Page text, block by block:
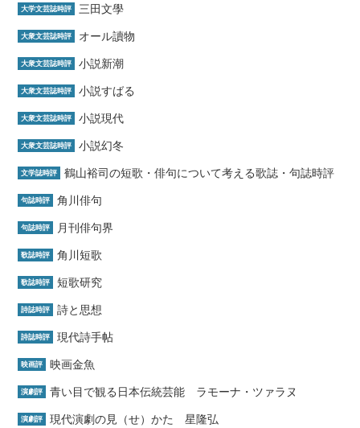
大学文芸誌時評 三田文學
大衆文芸誌時評 オール讀物
大衆文芸誌時評 小説新潮
大衆文芸誌時評 小説すばる
大衆文芸誌時評 小説現代
大衆文芸誌時評 小説幻冬
文学誌時評 鶴山裕司の短歌・俳句について考える歌誌・句誌時評
句誌時評 角川俳句
句誌時評 月刊俳句界
歌誌時評 角川短歌
歌誌時評 短歌研究
詩誌時評 詩と思想
詩誌時評 現代詩手帖
映画評 映画金魚
演劇評 青い目で観る日本伝統芸能 ラモーナ・ツァラヌ
演劇評 現代演劇の見（せ）かた 星隆弘